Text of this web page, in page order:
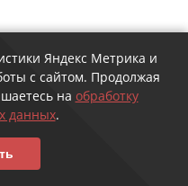
Яндекс Метрика и
с сайтом. Продолжая
на обработку
данных.